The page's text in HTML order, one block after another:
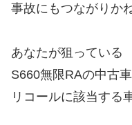
事故にもつながりか
あなたが狙っている
S660無限RAの中古
リコールに該当する